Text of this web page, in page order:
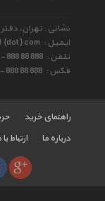
نشانی : تهران،
ایمیل : {dot} com
تلفن : 888 88 888
فکس : 888 88 888
راهنمای خرید
درباره ما
ارتباط با